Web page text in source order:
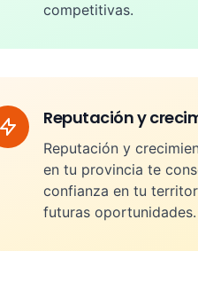
competitivas.
Reputación y
Reputación y
en tu provincia te
confianza en tu
futuras oportunidades.